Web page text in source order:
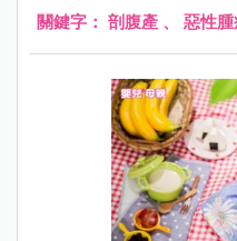
關鍵字： 剖腹產 、 惡性腫